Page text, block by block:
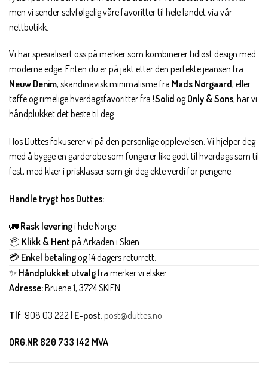
men vi sender selvfølgelig våre favoritter til hele landet via vår
nettbutikk.
Vi har spesialisert oss på merker som kombinerer tidløst design med
moderne edge. Enten du er på jakt etter den perfekte jeansen fra
Neuw Denim, skandinavisk minimalisme fra Mads Nørgaard, eller
tøffe og rimelige hverdagsfavoritter fra !Solid ogOnly & Sons, har vi
håndplukket det beste til deg.
Hos Duttes fokuserer vi på den personlige opplevelsen. Vi hjelper deg
med å bygge en garderobe som fungerer like godt til hverdags som til
fest, med klær i prisklasser som gir deg ekte verdi for pengene.
Handle trygt hos Duttes:
🚛 Rask leveringi hele Norge.
📦 Klikk & Hent på Arkaden i Skien.
💳 Enkel betalingog 14 dagers returrett.
✨ Håndplukket utvalgfra merker vi elsker.
Adresse:Bruene 1, 3724 SKIEN
Tlf: 908 03 222 | E-post: post@duttes.no
ORG.NR 820 733 142 MVA